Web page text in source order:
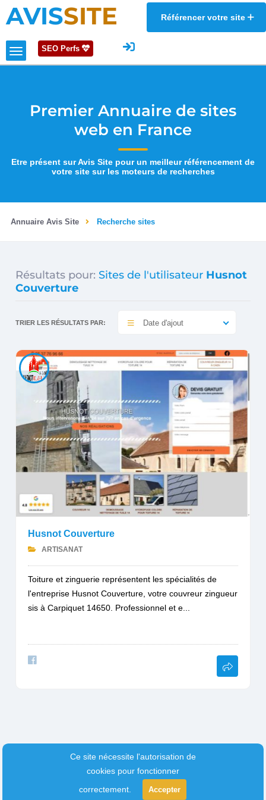
AVISSITE Référencer votre site
SEO Perfs
Premier Annuaire de sites
web en France
Etre présent sur Avis Site pour un meilleur référencement de
votre site sur les moteurs de recherches
Annuaire Avis Site Recherche sites
Résultats pour: Sites de l'utilisateur Husnot
Couverture
TRIER LES RÉSULTATS PAR: Date d'ajout
Husnot Couverture
ARTISANAT
Toiture et zinguerie représentent les spécialités de
l'entreprise Husnot Couverture, votre couvreur zingueur
sis à Carpiquet 14650. Professionnel et e...
Ce site nécessite l'autorisation de
cookies pour fonctionner
correctement.
Accepter